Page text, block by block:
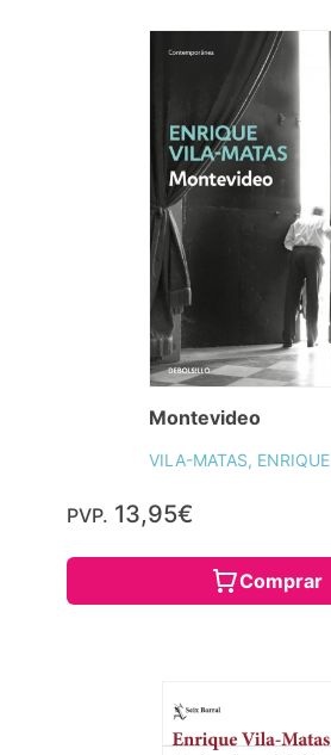
Montevideo
VILA-MATAS, ENRIQUE
PVP. 13,95€
Comprar